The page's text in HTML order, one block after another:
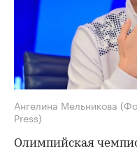
Ангелина Мельникова
Press)
Олимпийская